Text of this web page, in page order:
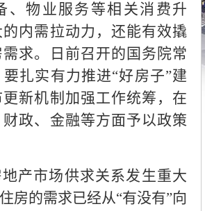
、物业服务等相关消费升
内需拉动力，还能有效撬
求。日前召开的国务院常
扎实有力推进“好房子”建
新机制加强工作统筹，在
政、金融等方面予以政策
产市场供求关系发生重大
房的需求已经从“有没有”向